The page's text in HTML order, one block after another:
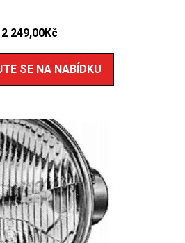
2 249,00Kč
SE NA NABÍDKU